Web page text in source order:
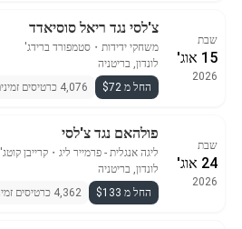
שבת
15 אוג'
2026
צ'לסי נגד ריאל סוסיאדד
משחקי ידידות ・ סטמפורד ברידג'
לונדון, בריטניה
החל מ $72
4,076 כרטיסים זמינים
שבת
24 אוג'
2026
פולהאם נגד צ'לסי
ליגה אנגלית - פרמייר ליג ・ קרייבן קוטג'
לונדון, בריטניה
החל מ $133
4,362 כרטיסים זמינים